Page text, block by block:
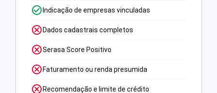
Indicação de empresas vinculadas
Dados cadastrais completos
Serasa Score Positivo
Faturamento ou renda presumida
Recomendação e limite de crédito